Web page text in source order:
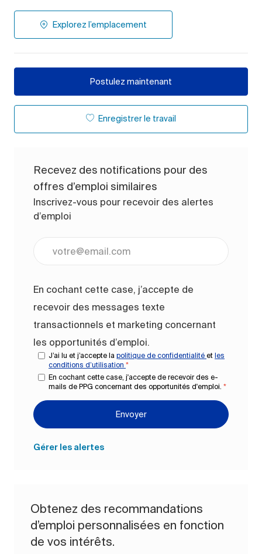
Explorez l’emplacement
Postulez maintenant
Enregistrer le travail
Recevez des notifications pour des
offres d’emploi similaires
Inscrivez-vous pour recevoir des alertes
d’emploi
En cochant cette case, j’accepte de
recevoir des messages texte
transactionnels et marketing concernant
les opportunités d’emploi.
J’ai lu et j’accepte la politique de confidentialité et les
conditions d’utilisation *
En cochant cette case, j'accepte de recevoir des e-
mails de PPG concernant des opportunités d'emploi. *
Envoyer
Gérer les alertes
Obtenez des recommandations
d’emploi personnalisées en fonction
de vos intérêts.